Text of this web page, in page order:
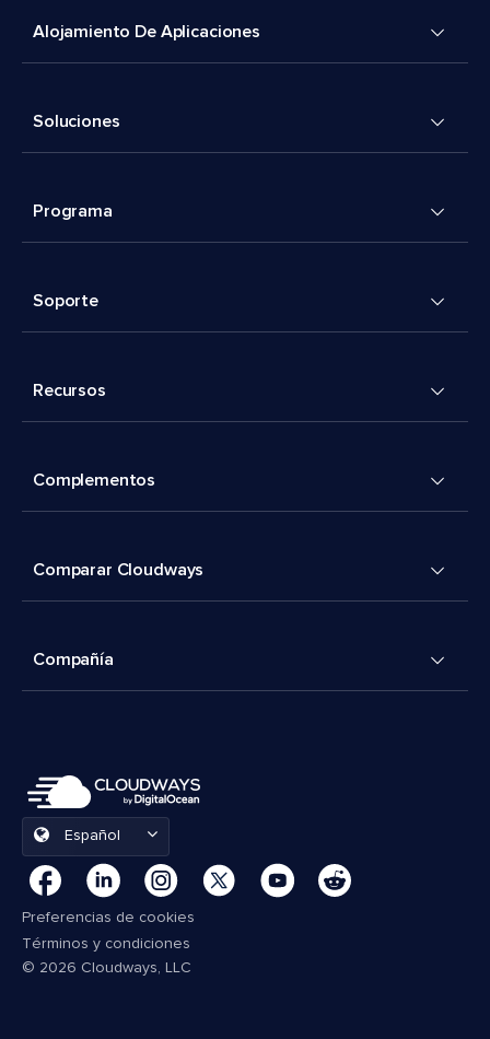
Alojamiento De Aplicaciones
Soluciones
Programa
Soporte
Recursos
Complementos
Comparar Cloudways
Compañía
Español
Preferencias de cookies
Términos y condiciones
© 2026 Cloudways, LLC